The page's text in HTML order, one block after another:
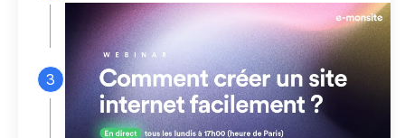
monsite gratuit pour accéder à votre
espace d'administration
Personnalisez entièrement le
designpour créer un site web sur-mesure,
à votre image